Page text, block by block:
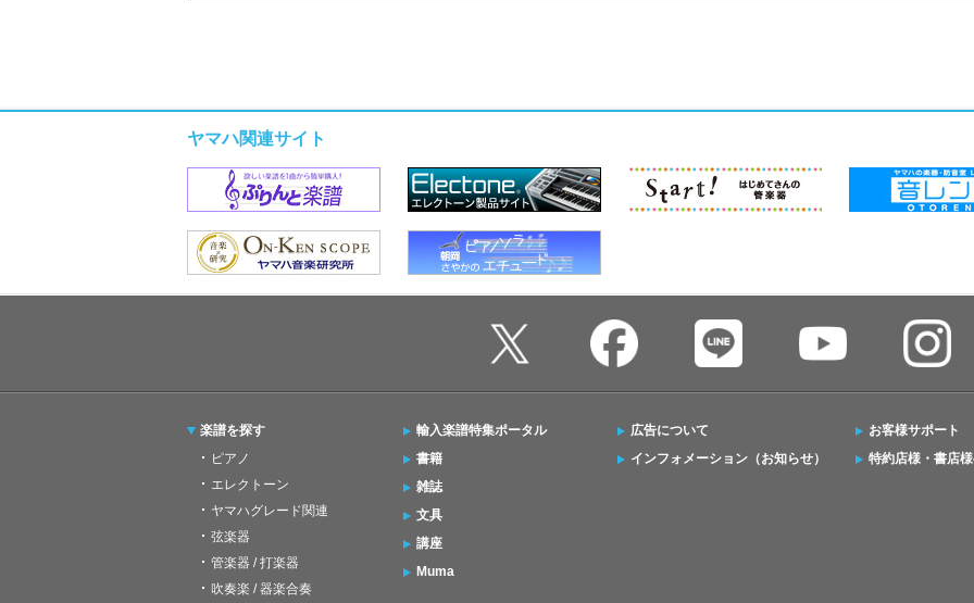
ヤマハ関連サイト
楽譜を探す
ピアノ
エレクトーン
ヤマハグレード関連
弦楽器
管楽器 / 打楽器
吹奏楽 / 器楽合奏
輸入楽譜特集ポータル
書籍
雑誌
文具
講座
Muma
広告について
インフォメーション（お知らせ）
お客様サポート
特約店様・書店